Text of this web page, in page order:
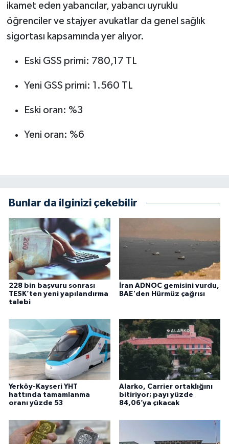
ikamet eden yabancılar, yabancı uyruklu
öğrenciler ve stajyer avukatlar da genel sağlık
sigortası kapsamında yer alıyor.
Eski GSS primi: 780,17 TL
Yeni GSS primi: 1.560 TL
Eski oran: %3
Yeni oran: %6
Bunlar da ilginizi çekebilir
228 bin başvuru sonrası
TESK’ten yeni yapılandırma
talebi
İran ADNOC gemisini vurdu,
BAE'den Hürmüz çağrısı
Yerköy-Kayseri YHT
hattında tamamlanma
oranı yüzde 53
Alarko, Carrier ortaklığını
bitiriyor; payı yüzde
84,06’ya çıkacak